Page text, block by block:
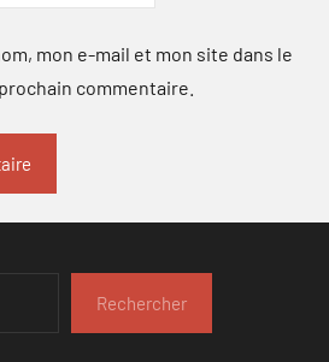
mon e-mail et mon site dans le
commentaire.
Rechercher